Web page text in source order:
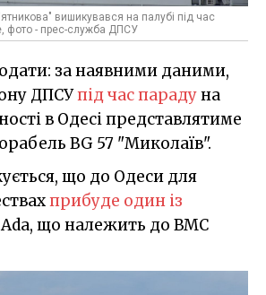
вишикувався на палубі під час
фото - прес-служба ДПСУ
за наявними даними,
ДПСУпід час парадуна
в Одесі представлятиме
BG 57 "Миколаїв".
що до Одеси для
прибуде один із
що належить до ВМС